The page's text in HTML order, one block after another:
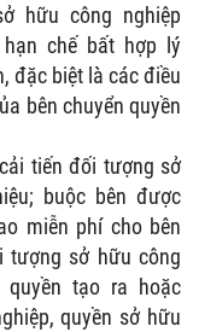
hữu công nghiệp
chế bất hợp lý
đặc biệt là các điều
bên chuyển quyền
tiến đối tượng sở
buộc bên được
miễn phí cho bên
tượng sở hữu công
quyền tạo ra hoặc
quyền sở hữu